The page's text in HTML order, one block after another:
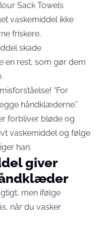
Sack Towels
vaskemiddel ikke
friskere.
skade
en rest, som gør dem
“For
håndklæderne.”
forbliver bløde og
vaskemiddel og følge
han.
giver
men ifølge
når du vasker